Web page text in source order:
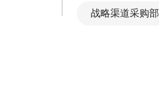
战略渠道采购部